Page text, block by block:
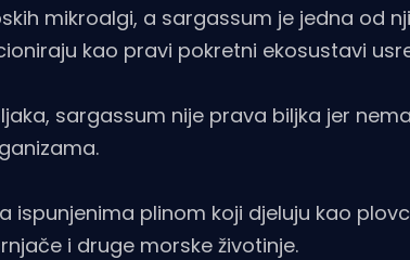
mikroalgi, a sargassum je jedna od
kao pravi pokretni ekosustavi
sargassum nije prava biljka jer
plinom koji djeluju kao
i druge morske životinje.